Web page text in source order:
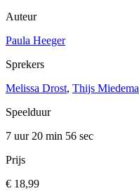
Auteur
Paula Heeger
Sprekers
Melissa Drost, Thijs Miedema
Speelduur
7 uur 20 min 56 sec
Prijs
€ 18,99